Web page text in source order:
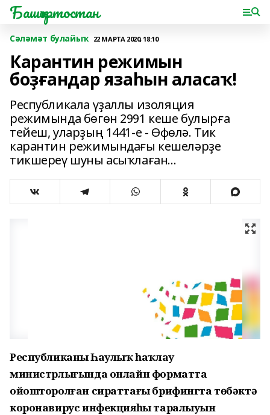
Башҡортостан
Сәләмәт булайыҡ 22 МАРТА 2020, 18:10
Карантин режимын
боҙғандар язаһын аласаҡ!
Республикала үҙаллы изоляция
режимында бөгөн 2991 кеше булырға
тейеш, уларҙың 1441-е - Өфөлә. Тик
карантин режимындағы кешеләрҙе
тикшереү шуны асыҡлаған...
Республиканың Һаулыҡ һаҡлау
министрлығында онлайн форматта
ойошторолған сираттағы брифингта төбәктә
коронавирус инфекцияһы таралыуын